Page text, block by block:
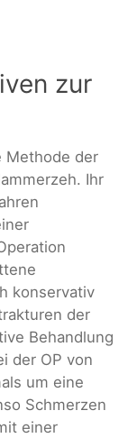
zur
Methode der
Ihr
konservativ
der
Behandlung
der OP von
um eine
Schmerzen
einer